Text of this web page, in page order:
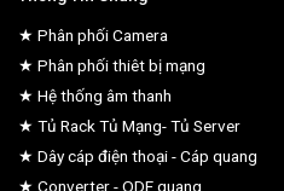
★ Phân phối Camera
★ Phân phối thiêt bị mạng
★ Hệ thống âm thanh
★ Tủ Rack Tủ Mạng- Tủ Server
★ Dây cáp điện thoại - Cáp quang
★ Converter - ODF quang